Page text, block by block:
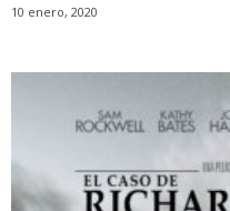
10 enero, 2020